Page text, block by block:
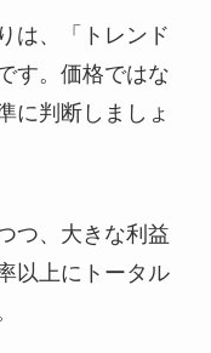
は、「トレンド
す。価格ではな
に判断しましょ
つ、大きな利益
以上にトータル